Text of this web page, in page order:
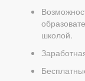
школой.